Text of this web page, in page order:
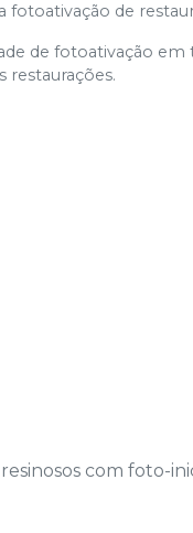
de
de fotoativação em
restaurações.
com foto-